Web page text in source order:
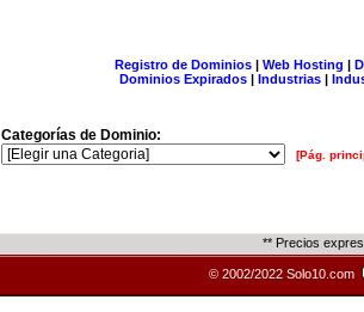
Registro de Dominios| Web Hosting |
Dominios Expirados | Industrias |
Categorías de Dominio:
[Pág.
** Precios
© 2002/2022 Solo10.com